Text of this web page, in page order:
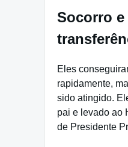
Socorro e
Eles
rapidamente,
sido atingido.
pai e levado ao
de Presidente